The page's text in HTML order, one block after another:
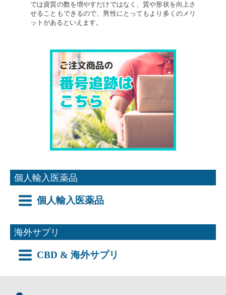
では資質の数を増やすだけではなく、質や形状を向上さ
せることもできるので、男性にとってもより多くのメリ
ットがあるといえます。
個人輸入医薬品
個人輸入医薬品
海外サプリ
CBD & 海外サプリ